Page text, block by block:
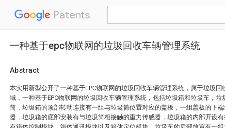
Patents
一种基于epc物联网的垃圾回收车辆管理系统
Abstract
本实用新型公开了一种基于EPC物联网的垃圾回收车辆管理系统，属于垃圾
域，一种基于EPC物联网的垃圾回收车辆管理系统，包括垃圾箱和垃圾车，垃
筒，垃圾箱的顶部转动连接有一组与垃圾筒位置对应的盖板，一组盖板的下
器，垃圾箱的底部安装有与垃圾筒相接触的重力传感器，垃圾箱的内部开设